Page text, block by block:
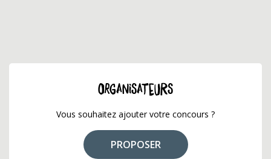
ORGANISATEURS
Vous souhaitez ajouter votre concours ?
PROPOSER